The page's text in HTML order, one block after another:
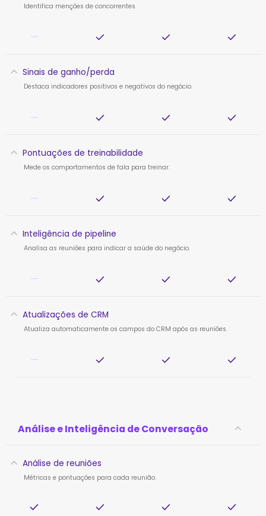
Identifica menções de concorrentes.
—
Sinais de ganho/perda
Destaca indicadores positivos e negativos do negócio.
—
Pontuações de treinabilidade
Mede os comportamentos de fala para treinar.
—
Inteligência de pipeline
Analisa as reuniões para indicar a saúde do negócio.
—
Atualizações de CRM
Atualiza automaticamente os campos do CRM após as reuniões.
—
Análise e Inteligência de Conversação
Análise de reuniões
Métricas e pontuações para cada reunião.